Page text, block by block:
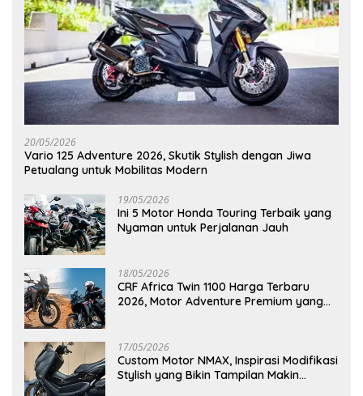
20/05/2026
Vario 125 Adventure 2026, Skutik Stylish dengan Jiwa
Petualang untuk Mobilitas Modern
19/05/2026
Ini 5 Motor Honda Touring Terbaik yang
Nyaman untuk Perjalanan Jauh
18/05/2026
CRF Africa Twin 1100 Harga Terbaru
2026, Motor Adventure Premium yang
17/05/2026
Custom Motor NMAX, Inspirasi Modifikasi
Stylish yang Bikin Tampilan Makin